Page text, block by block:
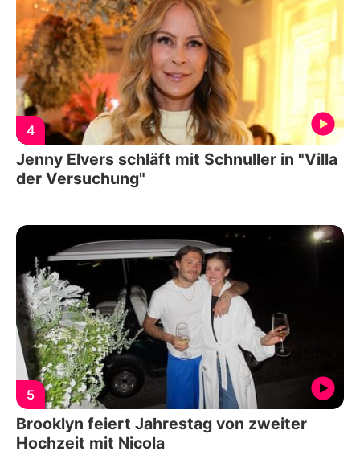
4
Jenny Elvers schläft mit Schnuller in "Villa
der Versuchung"
5
Brooklyn feiert Jahrestag von zweiter
Hochzeit mit Nicola